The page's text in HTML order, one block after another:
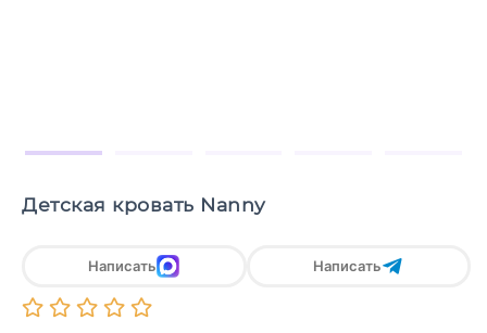
Детская кровать Nanny
Написать Написать